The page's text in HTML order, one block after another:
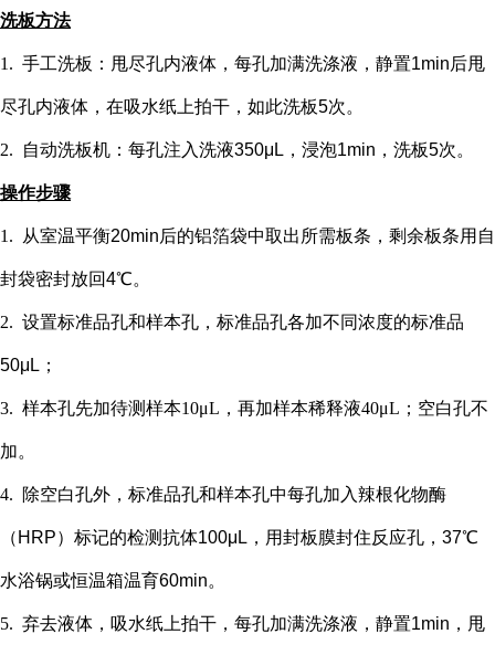
洗板方法
1. 手工洗板：甩尽孔内液体，每孔加满洗涤液，静置1min后甩
尽孔内液体，在吸水纸上拍干，如此洗板5次。
2. 自动洗板机：每孔注入洗液350μL，浸泡1min，洗板5次。
操作步骤
1. 从室温平衡20min后的铝箔袋中取出所需板条，剩余板条用自
封袋密封放回4℃。
2. 设置标准品孔和样本孔 ，标准品孔各加不同浓度的标准品
50μL；
3. 样本孔先加待测样本10μL，再加样本稀释液40μL； 空白孔不
加。
4. 除空白孔外， 标准品孔和样本孔中每孔加入辣根化物酶
（ HRP）标记的检测抗体100μL，用封板膜封住反应孔，37℃
水浴锅或恒温箱温育60min。
5. 弃去液体，吸水纸上拍干，每孔加满洗涤液，静置1min，甩